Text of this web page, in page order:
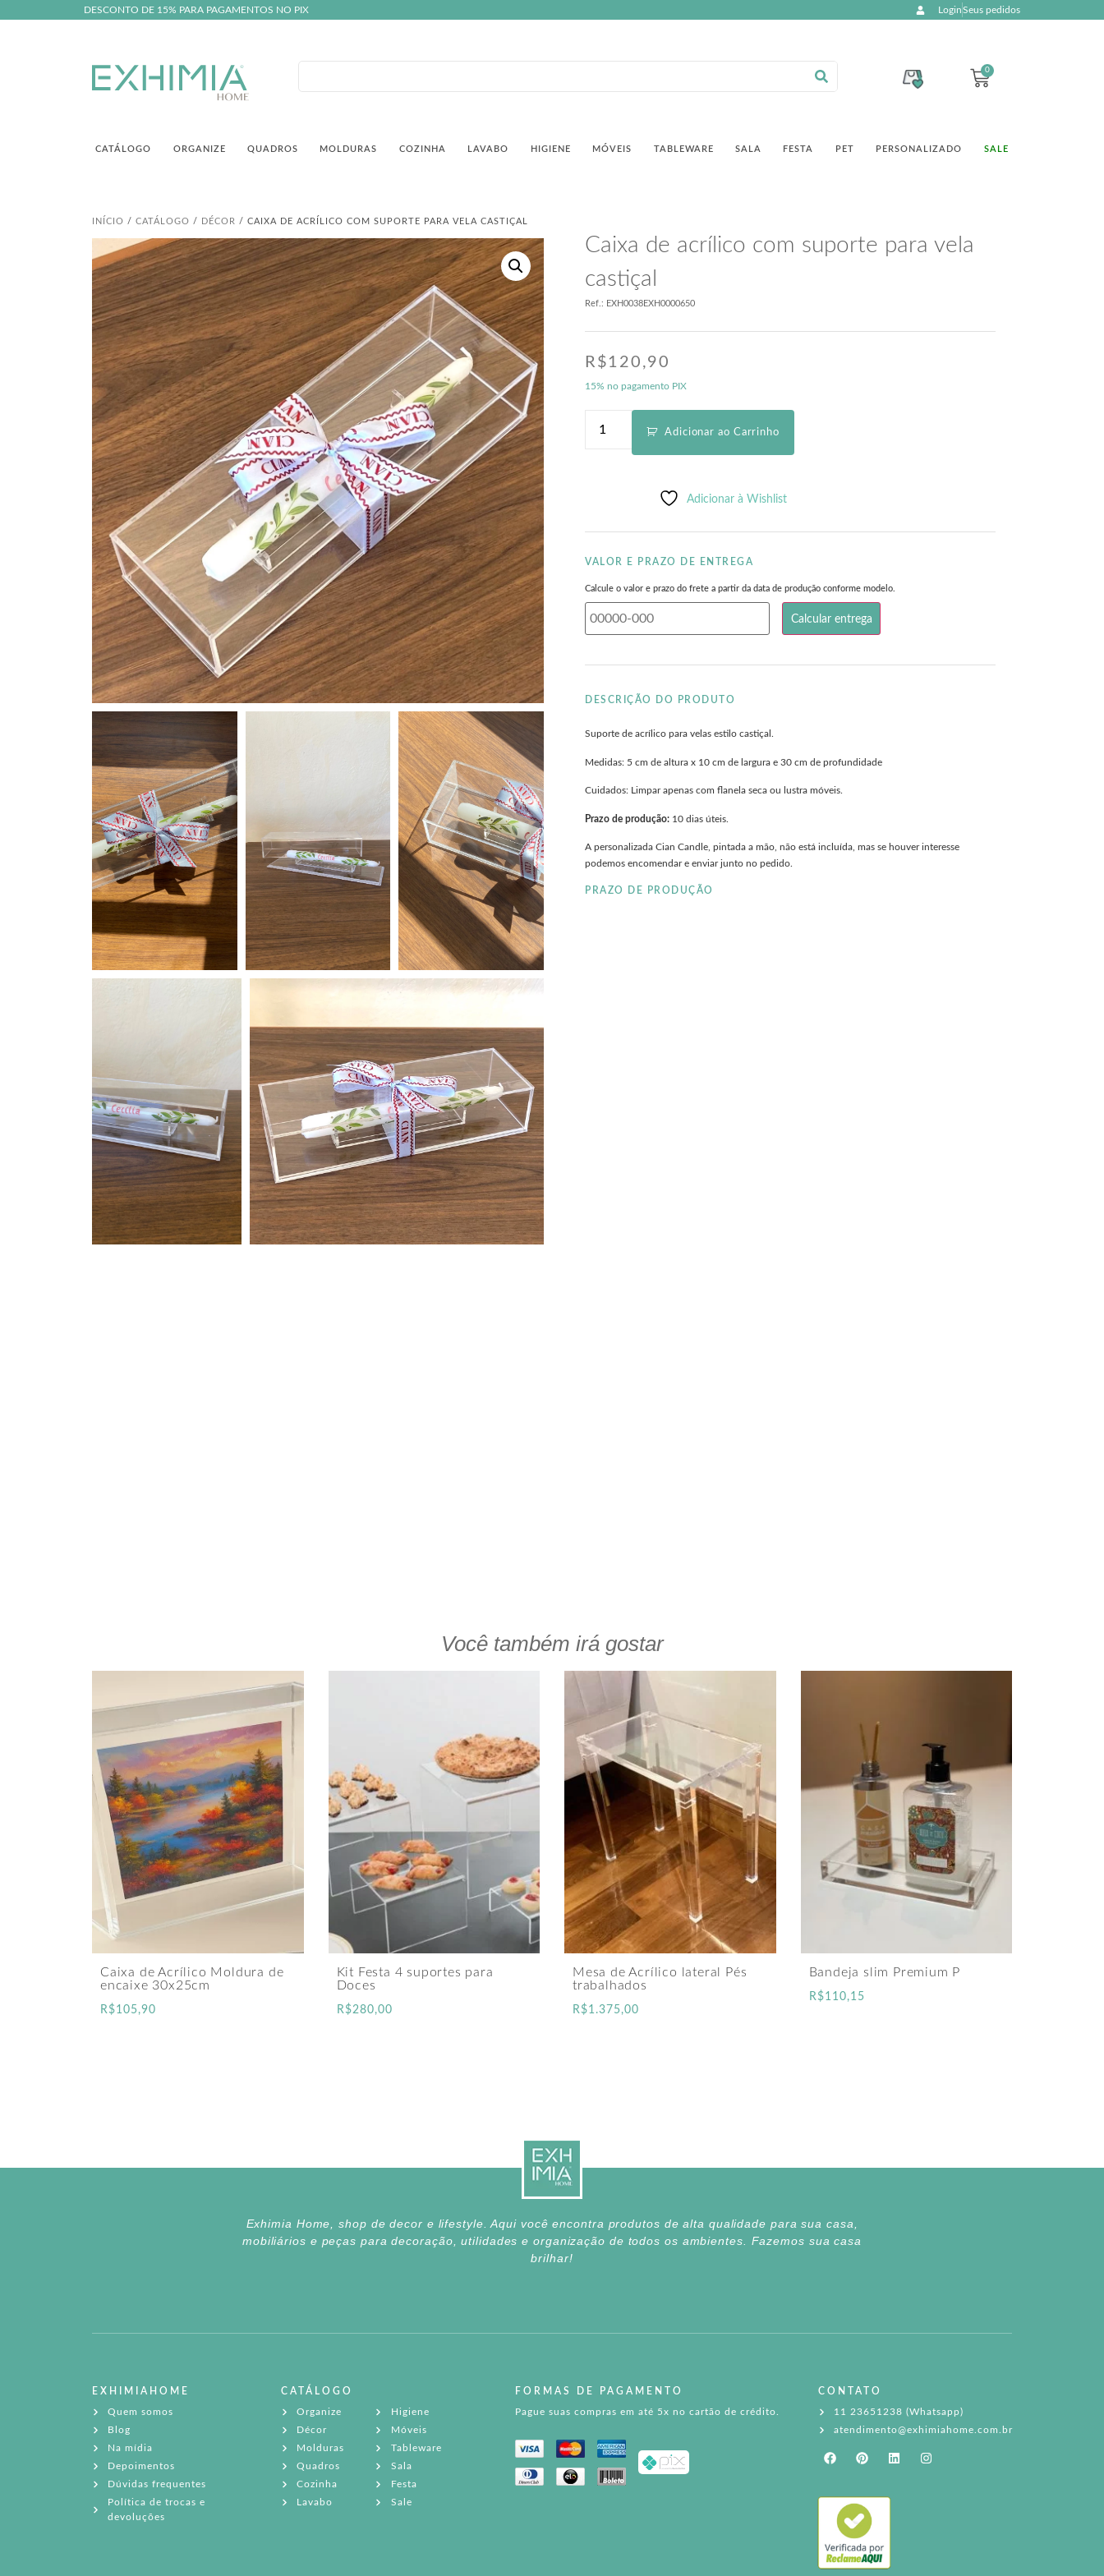
DESCONTO DE 15% PARA PAGAMENTOS NO PIX LoginSeus pedidos
0
CATÁLOGO ORGANIZE QUADROS MOLDURAS COZINHA LAVABO HIGIENE MÓVEIS TABLEWARE SALA FESTA PET PERSONALIZADO SALE
INÍCIO / CATÁLOGO / DÉCOR / CAIXA DE ACRÍLICO COM SUPORTE PARA VELA CASTIÇAL
Caixa de acrílico com suporte para vela
castiçal
Ref.: EXH0038EXH0000650
R$ 120,90
15% no pagamento PIX
Adicionar ao Carrinho
Adicionar à Wishlist
VALOR E PRAZO DE ENTREGA
Calcule o valor e prazo do frete a partir da data de produção conforme modelo.
DESCRIÇÃO DO PRODUTO
Suporte de acrílico para velas estilo castiçal.
Medidas: 5 cm de altura x 10 cm de largura e 30 cm de profundidade
Cuidados: Limpar apenas com flanela seca ou lustra móveis.
Prazo de produção: 10 dias úteis.
A personalizada Cian Candle, pintada a mão, não está incluída, mas se houver interesse
podemos encomendar e enviar junto no pedido.
PRAZO DE PRODUÇÃO
Você também irá gostar
Caixa de Acrílico Moldura de
encaixe 30x25cm
R$105,90
Kit Festa 4 suportes para
Doces
R$280,00
Mesa de Acrílico lateral Pés
trabalhados
R$1.375,00
Bandeja slim Premium P
R$110,15
Exhimia Home, shop de decor e lifestyle. Aqui você encontra produtos de alta qualidade para sua casa,
mobiliários e peças para decoração, utilidades e organização de todos os ambientes. Fazemos sua casa
brilhar!
EXHIMIAHOME
Quem somos
Blog
Na mídia
Depoimentos
Dúvidas frequentes
Política de trocas e
devoluções
CATÁLOGO
Organize
Décor
Molduras
Quadros
Cozinha
Lavabo
Higiene
Móveis
Tableware
Sala
Festa
Sale
FORMAS DE PAGAMENTO
Pague suas compras em até 5x no cartão de crédito.
CONTATO
11 23651238 (Whatsapp)
atendimento@exhimiahome.com.br